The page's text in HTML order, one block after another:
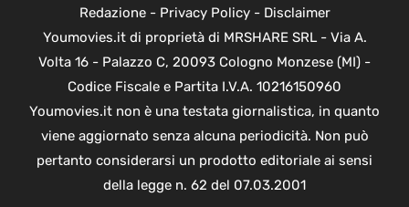
Redazione- Privacy Policy- Disclaimer
Youmovies.it di proprietà di MRSHARE SRL - Via A.
Volta 16 - Palazzo C, 20093 Cologno Monzese (MI) -
Codice Fiscale e Partita I.V.A. 10216150960
Youmovies.it non è una testata giornalistica, in quanto
viene aggiornato senza alcuna periodicità. Non può
pertanto considerarsi un prodotto editoriale ai sensi
della legge n. 62 del 07.03.2001